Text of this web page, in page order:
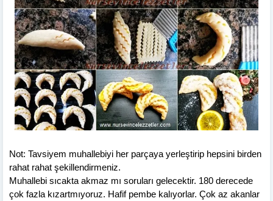
Not: Tavsiyem muhallebiyi her parçaya yerleştirip hepsini birden
rahat rahat şekillendirmeniz.
Muhallebi sıcakta akmaz mı soruları gelecektir. 180 derecede
çok fazla kızartmıyoruz. Hafif pembe kalıyorlar. Çok az akanlar